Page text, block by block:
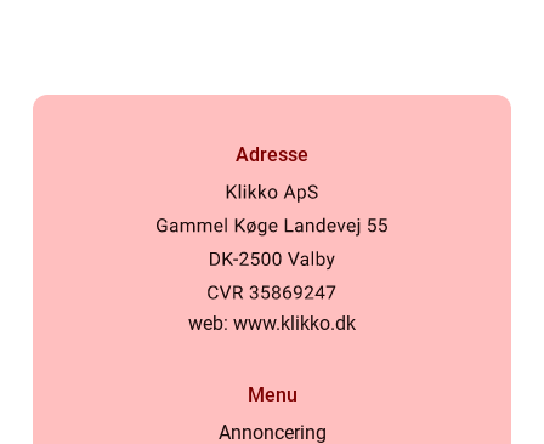
Adresse
web: www.klikko.dk
Menu
Annoncering